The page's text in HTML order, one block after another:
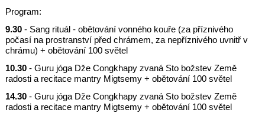
Program:
9.30- Sang rituál - obětování vonného kouře (za příznivého
počasí na prostranství před chrámem, za nepříznivého uvnitř v
chrámu) + obětování 100 světel
10.30- Guru jóga Dže Congkhapy zvaná Sto božstev Země
radosti a recitace mantry Migtsemy + obětování 100 světel
14.30- Guru jóga Dže Congkhapy zvaná Sto božstev Země
radosti a recitace mantry Migtsemy + obětování 100 světel